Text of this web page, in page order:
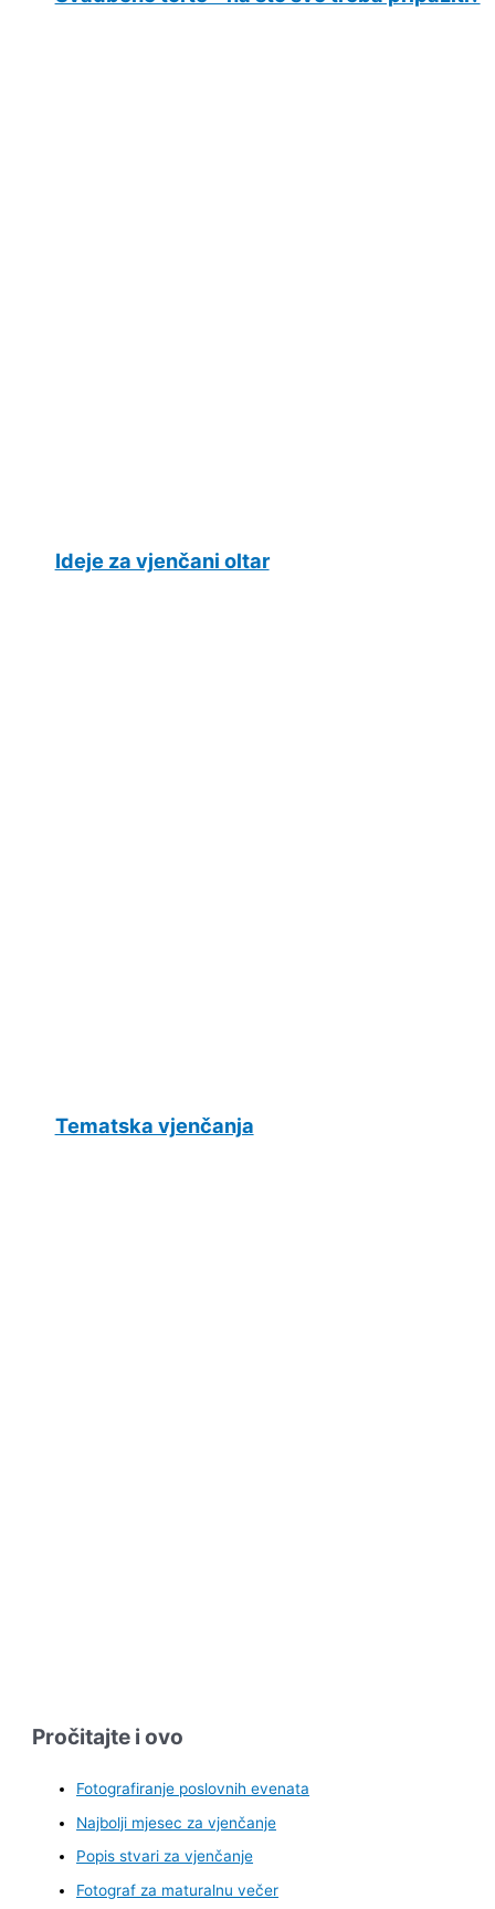
Ideje za vjenčani oltar
Tematska vjenčanja
Pročitajte i ovo
Fotografiranje poslovnih evenata
Najbolji mjesec za vjenčanje
Popis stvari za vjenčanje
Fotograf za maturalnu večer